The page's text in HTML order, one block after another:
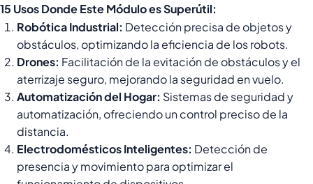
15 Usos Donde Este Módulo es Superútil:
Robótica Industrial: Detección precisa de objetos y
obstáculos, optimizando la eficiencia de los robots.
Drones: Facilitación de la evitación de obstáculos y el
aterrizaje seguro, mejorando la seguridad en vuelo.
Automatización del Hogar: Sistemas de seguridad y
automatización, ofreciendo un control preciso de la
distancia.
Electrodomésticos Inteligentes: Detección de
presencia y movimiento para optimizar el